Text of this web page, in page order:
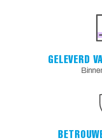
GELEVERD